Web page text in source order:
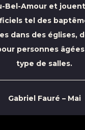
Bel-Amour et
tel des
dans des églises,
personnes
type de salles.
Gabriel Fauré – Mai